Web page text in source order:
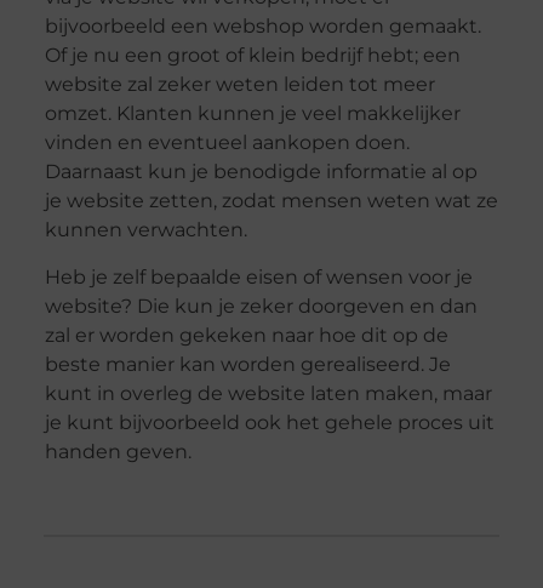
bijvoorbeeld een webshop worden gemaakt.
Of je nu een groot of klein bedrijf hebt; een
website zal zeker weten leiden tot meer
omzet. Klanten kunnen je veel makkelijker
vinden en eventueel aankopen doen.
Daarnaast kun je benodigde informatie al op
je website zetten, zodat mensen weten wat ze
kunnen verwachten.
Heb je zelf bepaalde eisen of wensen voor je
website? Die kun je zeker doorgeven en dan
zal er worden gekeken naar hoe dit op de
beste manier kan worden gerealiseerd. Je
kunt in overleg de website laten maken, maar
je kunt bijvoorbeeld ook het gehele proces uit
handen geven.